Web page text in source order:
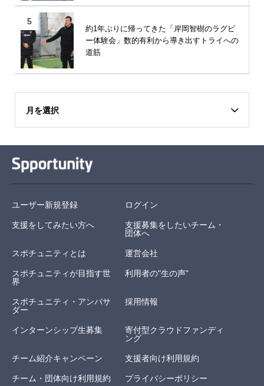
5
約1年ぶりに帰ってきた「岸岡智樹のラグビ
ー体験会」数的有利から導き出すトライへの
道筋
月を選択
ユーザー新規登録 ログイン
支援をしてみたい方へ
支援募集をしたいチーム・
団体へ
スポチュニティとは 運営会社
スポチュニティが目指す世
界
利用者の"生の声"
スポチュニティ・アンバサ
ダー
採用情報
インターンシップ生募集
寄付型クラウドファンディ
ング
チーム紹介キャンペーン 支援者向け利用規約
チーム・団体向け利用規約 プライバシーポリシー